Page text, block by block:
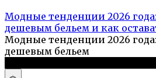
Модные тенденции 2026 года:
дешевым бельем и как
Модные тенденции 2026 года:
дешевым бельем